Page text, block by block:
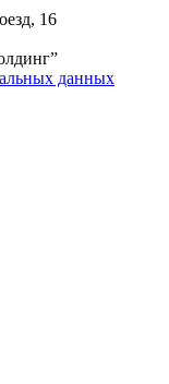
16
данных